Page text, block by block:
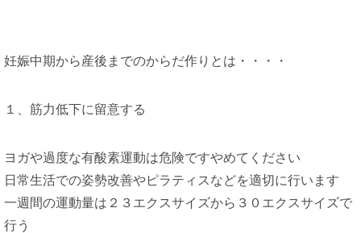
妊娠中期から産後までのからだ作りとは・・・・
１、筋力低下に留意する
ヨガや過度な有酸素運動は危険ですやめてください
日常生活での姿勢改善やピラティスなどを適切に行います
一週間の運動量は２３エクスサイズから３０エクスサイズで
行う